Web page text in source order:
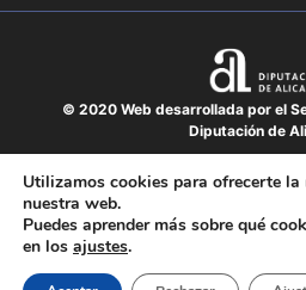
© 2020 Web desarrollada por el
Diputación de
Aviso
Política de
Utilizamos cookies para ofrecerte la
nuestra web.
Puedes aprender más sobre qué
en los ajustes.